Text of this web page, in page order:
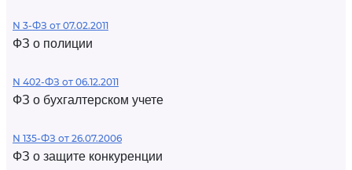
N 3-ФЗ от 07.02.2011
ФЗ о полиции
N 402-ФЗ от 06.12.2011
ФЗ о бухгалтерском учете
N 135-ФЗ от 26.07.2006
ФЗ о защите конкуренции